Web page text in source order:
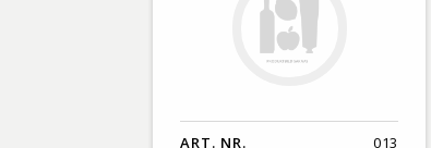
ART. NR. 013